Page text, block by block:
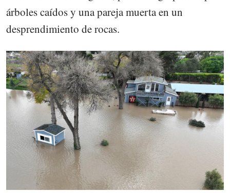
árboles caídos y una pareja muerta en un
desprendimiento de rocas.